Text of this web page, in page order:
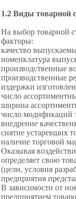
1.2 Виды товарной
На выбор товарной
факторы:
качество
номенклатура
производственные
производственные
издержки
число
ширина
число модификаций
внедрение
снятие устаревших
наличие торговой
Оказывая
определяет свою
(цели, условия
предприятия
В зависимости от
предприятием